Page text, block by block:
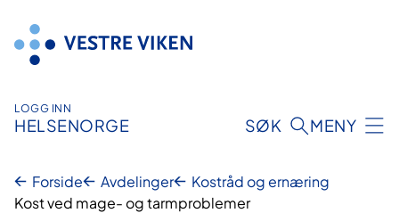
innhold
LOGG INN
HELSENORGE SØK MENY
Forside Avdelinger
Kostråd og ernæring
Kost ved mage- og tarmproblemer